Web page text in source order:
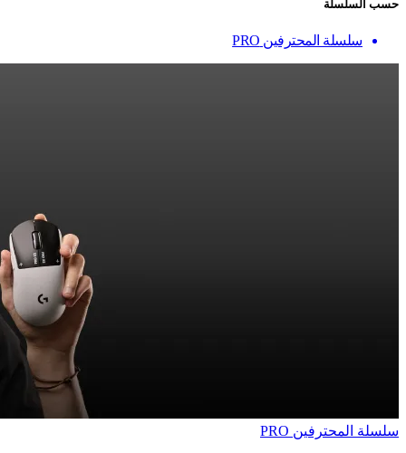
حسب السلسلة
سلسلة المحترفين PRO
سلسلة المحترفين PRO